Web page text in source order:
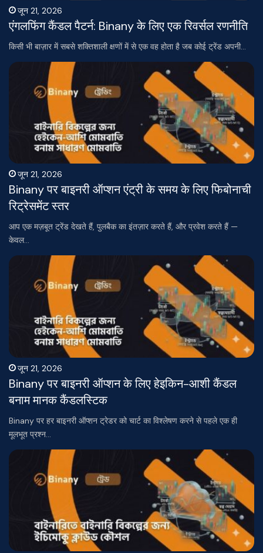
जून 21, 2026
एंगलफिंग कैंडल पैटर्न: Binany के लिए एक रिवर्सल रणनीति
किसी भी बाज़ार में सबसे शक्तिशाली क्षणों में से एक वह होता है जब कोई ट्रेंड अपनी…
जून 21, 2026
Binany पर बाइनरी ऑप्शन एंट्री के समय के लिए फिबोनाची
रिट्रेसमेंट स्तर
आप एक मज़बूत ट्रेंड देखते हैं, पुलबैक का इंतज़ार करते हैं, और प्रवेश करते हैं —
केवल…
जून 21, 2026
Binany पर बाइनरी ऑप्शन के लिए हेइकिन-आशी कैंडल
बनाम मानक कैंडलस्टिक
Binany पर हर बाइनरी ऑप्शन ट्रेडर को चार्ट का विश्लेषण करने से पहले एक ही
मूलभूत प्रश्न…